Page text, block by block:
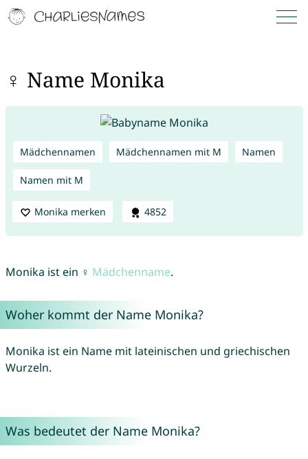
♀ Name Monika
Mädchennamen Mädchennamen mit M Namen
Namen mit M
Monika merken 4852
Monika ist ein ♀ Mädchenname.
Woher kommt der Name Monika?
Monika ist ein Name mit lateinischen und griechischen
Wurzeln.
Was bedeutet der Name Monika?